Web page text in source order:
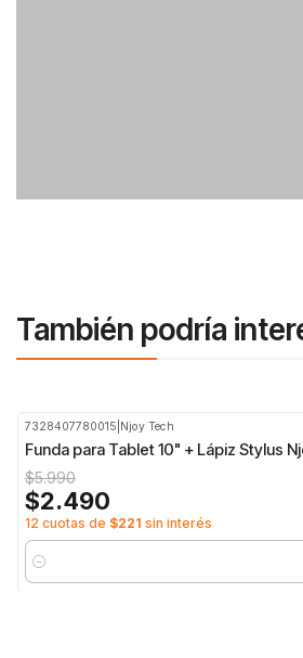
También podría
7328407780015 Njoy Tech
Funda para Tablet 10" + Lápiz Stylus
$5.990
$2.490
12 cuotas de $221 sin interés
Cantidad